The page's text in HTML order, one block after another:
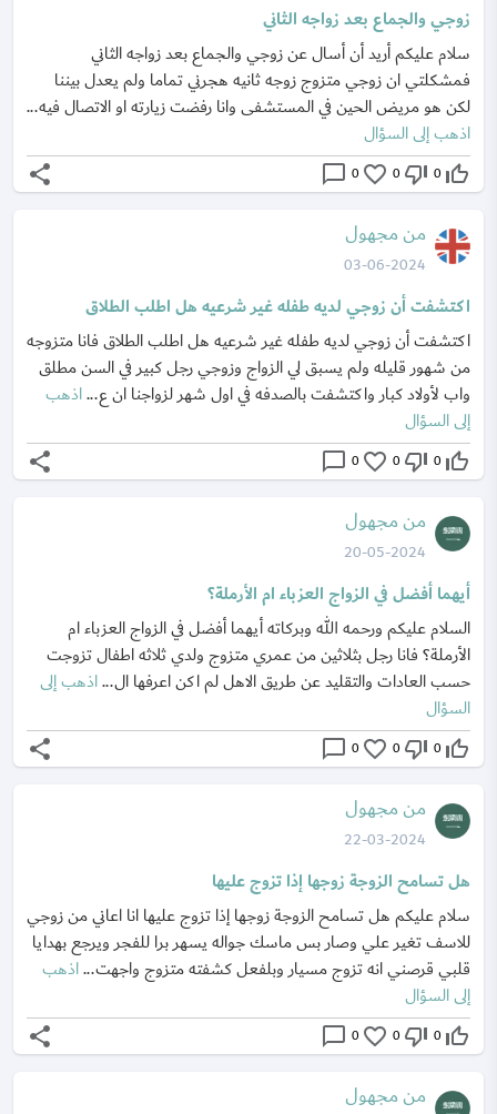
زوجي والجماع بعد زواجه الثاني
سلام عليكم أريد أن أسال عن زوجي والجماع بعد زواجه الثاني
فمشكلتي ان زوجي متزوج زوجه ثانيه هجرني تماما ولم يعدل بيننا
لكن هو مريض الحين في المستشفى وانا رفضت زيارته او الاتصال فيه...
اذهب إلى السؤال
thumb_up_off_alt
0
thumb_down_off_alt
0
favorite_border
0
chat_bubble_outline
share
من مجهول
03-06-2024
اكتشفت أن زوجي لديه طفله غير شرعيه هل اطلب الطلاق
اكتشفت أن زوجي لديه طفله غير شرعيه هل اطلب الطلاق فانا متزوجه
من شهور قليله ولم يسبق لي الزواج وزوجي رجل كبير في السن مطلق
واب لأولاد كبار واكتشفت بالصدفه في اول شهر لزواجنا ان ع...اذهب
إلى السؤال
thumb_up_off_alt
0
thumb_down_off_alt
0
favorite_border
0
chat_bubble_outline
share
من مجهول
20-05-2024
أيهما أفضل في الزواج العزباء ام الأرملة؟
السلام عليكم ورحمه الله وبركاته أيهما أفضل في الزواج العزباء ام
الأرملة؟ فانا رجل بثلاثين من عمري متزوج ولدي ثلاثه اطفال تزوجت
حسب العادات والتقليد عن طريق الاهل لم اكن اعرفها ال...اذهب إلى
السؤال
thumb_up_off_alt
0
thumb_down_off_alt
0
favorite_border
0
chat_bubble_outline
share
من مجهول
22-03-2024
هل تسامح الزوجة زوجها إذا تزوج عليها
سلام عليكم هل تسامح الزوجة زوجها إذا تزوج عليها انا اعاني من زوجي
للاسف تغير علي وصار بس ماسك جواله يسهر برا للفجر ويرجع بهدايا
قلبي قرصني انه تزوج مسيار وبلفعل كشفته متزوج واجهت...اذهب
إلى السؤال
thumb_up_off_alt
0
thumb_down_off_alt
0
favorite_border
0
chat_bubble_outline
share
من مجهول